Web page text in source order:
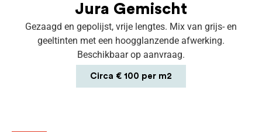
Jura Gemischt
Gezaagd en gepolijst, vrije lengtes. Mix van grijs- en
geeltinten met een hoogglanzende afwerking.
Beschikbaar op aanvraag.
Circa € 100 per m2